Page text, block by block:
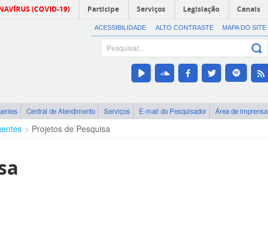
(COVID-19) Participe Serviços Legislação Canais
ACESSIBILIDADE ALTO CONTRASTE MAPA DO SITE
Central de Atendimento Serviços E-mail do Pesquisador Área de imprensa
Projetos de Pesquisa